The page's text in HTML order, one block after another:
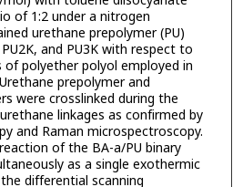
of 1:2 under a nitrogen
urethane prepolymer (PU)
and PU3K with respect to
polyether polyol employed in
prepolymer and
were crosslinked during the
linkages as confirmed by
and Raman microspectroscopy.
of the BA-a/PU binary
as a single exothermic
differential scanning